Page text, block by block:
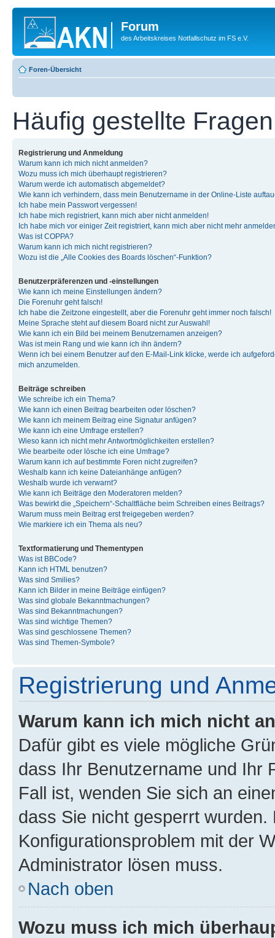
Forum
des Arbeitskreises Notfallschutz im FS e.V.
Foren-Übersicht
Häufig gestellte Fragen
Registrierung und Anmeldung
Warum kann ich mich nicht anmelden?
Wozu muss ich mich überhaupt registrieren?
Warum werde ich automatisch abgemeldet?
Wie kann ich verhindern, dass mein Benutzername in der Online-Liste
Ich habe mein Passwort vergessen!
Ich habe mich registriert, kann mich aber nicht anmelden!
Ich habe mich vor einiger Zeit registriert, kann mich aber nicht mehr
Was ist COPPA?
Warum kann ich mich nicht registrieren?
Wozu ist die „Alle Cookies des Boards löschen“-Funktion?
Benutzerpräferenzen und -einstellungen
Wie kann ich meine Einstellungen ändern?
Die Forenuhr geht falsch!
Ich habe die Zeitzone eingestellt, aber die Forenuhr geht immer noch falsch!
Meine Sprache steht auf diesem Board nicht zur Auswahl!
Wie kann ich ein Bild bei meinem Benutzernamen anzeigen?
Was ist mein Rang und wie kann ich ihn ändern?
Wenn ich bei einem Benutzer auf den E-Mail-Link klicke, werde ich
mich anzumelden.
Beiträge schreiben
Wie schreibe ich ein Thema?
Wie kann ich einen Beitrag bearbeiten oder löschen?
Wie kann ich meinem Beitrag eine Signatur anfügen?
Wie kann ich eine Umfrage erstellen?
Wieso kann ich nicht mehr Antwortmöglichkeiten erstellen?
Wie bearbeite oder lösche ich eine Umfrage?
Warum kann ich auf bestimmte Foren nicht zugreifen?
Weshalb kann ich keine Dateianhänge anfügen?
Weshalb wurde ich verwarnt?
Wie kann ich Beiträge den Moderatoren melden?
Was bewirkt die „Speichern“-Schaltfläche beim Schreiben eines Beitrags?
Warum muss mein Beitrag erst freigegeben werden?
Wie markiere ich ein Thema als neu?
Textformatierung und Thementypen
Was ist BBCode?
Kann ich HTML benutzen?
Was sind Smilies?
Kann ich Bilder in meine Beiträge einfügen?
Was sind globale Bekanntmachungen?
Was sind Bekanntmachungen?
Was sind wichtige Themen?
Was sind geschlossene Themen?
Was sind Themen-Symbole?
Registrierung und
Warum kann ich mich nicht
Dafür gibt es viele mögliche
dass Ihr Benutzername und Ihr
Fall ist, wenden Sie sich an
dass Sie nicht gesperrt
Konfigurationsproblem mit der
Administrator lösen muss.
Nach oben
Wozu muss ich mich